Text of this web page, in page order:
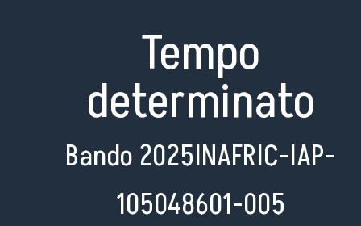
Tempo
determinato
Bando 2025INAFRIC-IAP-
105048601-005
Chi siamo
Attività Scientifiche